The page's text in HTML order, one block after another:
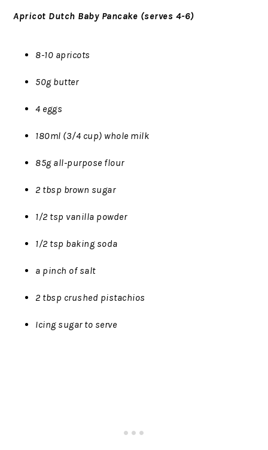
Apricot Dutch Baby Pancake (serves 4-6)
8-10 apricots
50g butter
4 eggs
180ml (3/4 cup) whole milk
85g all-purpose flour
2 tbsp brown sugar
1/2 tsp vanilla powder
1/2 tsp baking soda
a pinch of salt
2 tbsp crushed pistachios
Icing sugar to serve